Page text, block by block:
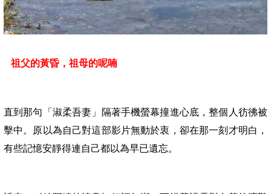
祖父的黃昏，祖母的呢喃
直到那句「淑柔吾妻」隔著手機螢幕撞進心底，整個人彷彿被
擊中。原以為自己對這部影片無動於衷，卻在那一刻才明白，
有些記憶安靜得連自己都以為早已遺忘。